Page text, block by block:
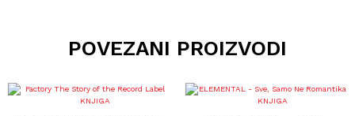
POVEZANI PROIZVODI